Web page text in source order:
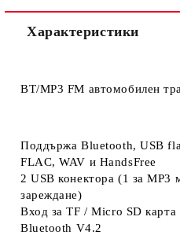
Характеристики
BT/MP3 FM автомобилен
Поддържа Bluetooth, USB
FLAC, WAV и HandsFree
2 USB конектора (1 за MP3
зареждане)
Вход за TF / Micro SD
Bluetooth V4.2